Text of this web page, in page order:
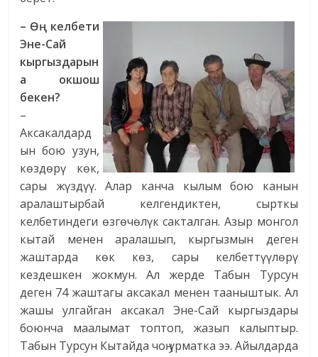
– Өң келбети
Эне-Сай
кыргыздарын
а окшош
бекен?
–
Аксакалдард
ын бою узун,
көздөрү көк,
сары жүздүү. Алар канча кылым бою канын
аралаштырбай келгендиктен, сырткы
келбетиндеги өзгөчөлүк сакталган. Азыр монгол
кытай менен аралашып, кыргызмын деген
жаштарда көк көз, сары келбеттүүлөрү
кездешкен жокмун. Ал жерде Табын Турсун
деген 74 жаштагы аксакал менен тааныштык. Ал
жашы улгайган аксакал Эне-Сай кыргыздары
боюнча маалымат топтоп, жазып калыптыр.
Табын Турсун Кытайда чоң урматка ээ. Айылдарда